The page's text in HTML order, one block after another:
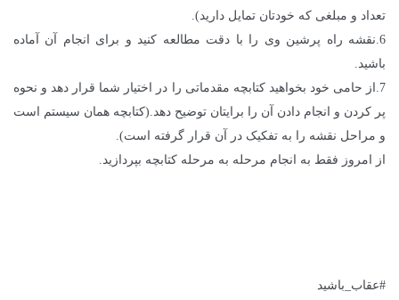
تعداد و مبلغی که خودتان تمایل دارید).
6.نقشه راه پرشین وی را با دقت مطالعه کنید و برای انجام آن آماده
باشید.
7.از حامی خود بخواهید کتابچه مقدماتی را در اختیار شما قرار دهد و نحوه
پر کردن و انجام دادن آن را برایتان توضیح دهد.(کتابچه همان سیستم است
و مراحل نقشه را به تفکیک در آن قرار گرفته است).
از امروز فقط به انجام مرحله به مرحله کتابچه بپردازید.
#عقاب_باشید